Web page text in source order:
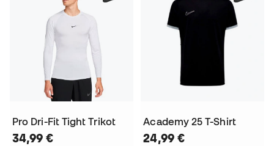
Pro Dri-Fit Tight Trikot
34,99 €
Academy 25 T-Shirt
24,99 €